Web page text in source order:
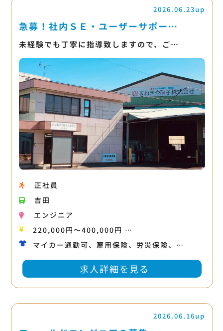
2026.06.23up
急募！社内ＳＥ・ユーザーサポー…
未経験でも丁寧に指導致しますので、ご…
正社員
吉田
エンジニア
220,000円〜400,000円 …
マイカー通勤可、雇用保険、労災保険、…
求人詳細を見る
2026.06.16up